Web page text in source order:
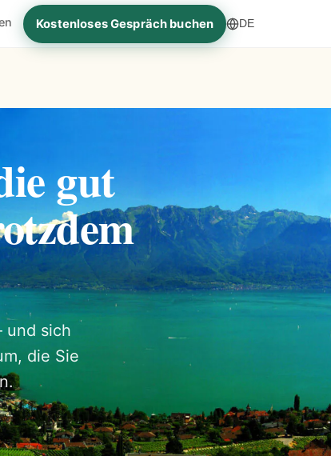
Kostenloses Gespräch buchen DE
gut
und sich
die Sie